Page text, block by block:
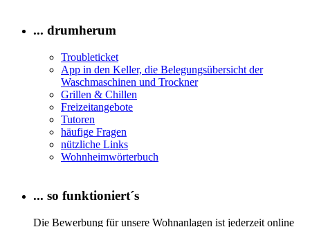
... drumherum
Troubleticket
App in den Keller, die Belegungsübersicht der
Waschmaschinen und Trockner
Grillen & Chillen
Freizeitangebote
Tutoren
häufige Fragen
nützliche Links
Wohnheimwörterbuch
... so funktioniert´s
Die Bewerbung für unsere Wohnanlagen ist jederzeit online